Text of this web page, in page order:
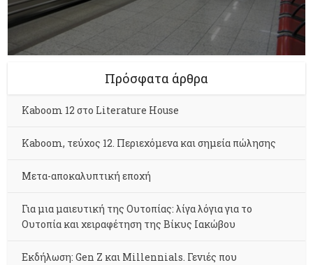
Πρόσφατα άρθρα
Kaboom 12 στο Literature House
Kaboom, τεύχος 12. Περιεχόμενα και σημεία πώλησης
Μετα-αποκαλυπτική εποχή
Για μια μαιευτική της Ουτοπίας: λίγα λόγια για το
Ουτοπία και χειραφέτηση της Βίκυς Ιακώβου
Εκδήλωση: Gen Z και Millennials. Γενιές που